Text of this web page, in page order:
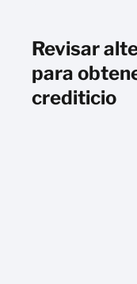
Revisar
para
crediticio